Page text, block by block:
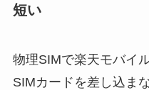
短い
物理SIMで楽天モバイ
SIMカードを差し込ま